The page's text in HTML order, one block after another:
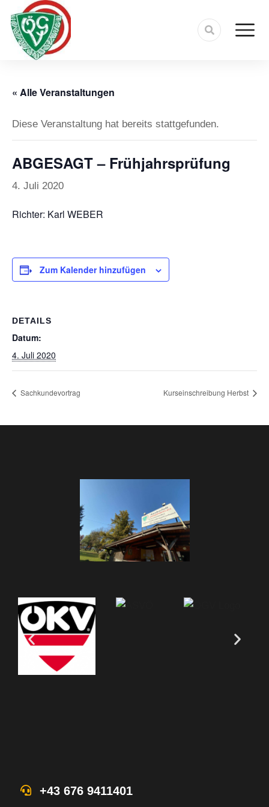
« Alle Veranstaltungen
Diese Veranstaltung hat bereits stattgefunden.
ABGESAGT – Frühjahrsprüfung
4. Juli 2020
Richter: Karl WEBER
Zum Kalender hinzufügen
DETAILS
Datum:
4. Juli 2020
Sachkundevortrag Kurseinschreibung Herbst
+43 676 9411401